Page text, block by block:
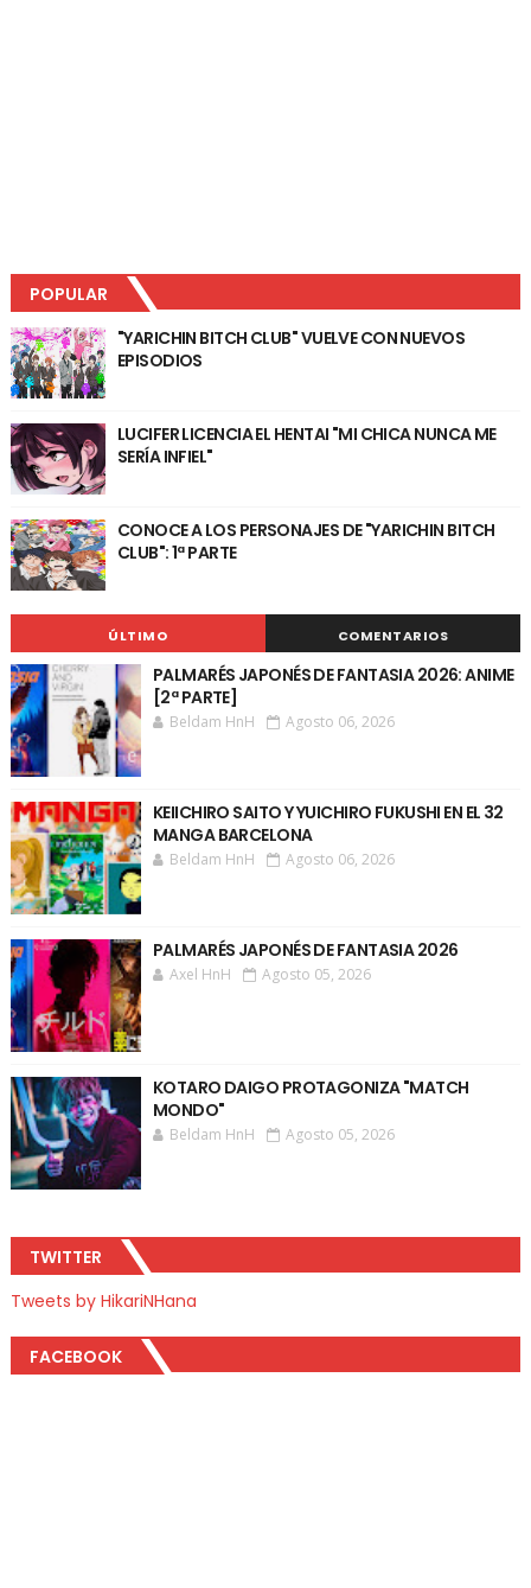
POPULAR
"YARICHIN BITCH CLUB" VUELVE CON NUEVOS
EPISODIOS
LUCIFER LICENCIA EL HENTAI "MI CHICA NUNCA ME
SERÍA INFIEL"
CONOCE A LOS PERSONAJES DE "YARICHIN BITCH
CLUB": 1ª PARTE
ÚLTIMO COMENTARIOS
PALMARÉS JAPONÉS DE FANTASIA 2026: ANIME
[2ª PARTE]
Beldam HnH Agosto 06, 2026
KEIICHIRO SAITO Y YUICHIRO FUKUSHI EN EL 32
MANGA BARCELONA
Beldam HnH Agosto 06, 2026
PALMARÉS JAPONÉS DE FANTASIA 2026
Axel HnH Agosto 05, 2026
KOTARO DAIGO PROTAGONIZA "MATCH
MONDO"
Beldam HnH Agosto 05, 2026
TWITTER
Tweets by HikariNHana
FACEBOOK